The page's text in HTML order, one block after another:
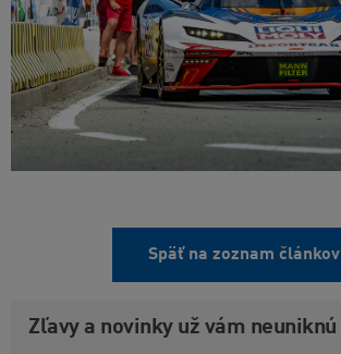
Späť na zoznam článkov
Zľavy a novinky už vám neuniknú